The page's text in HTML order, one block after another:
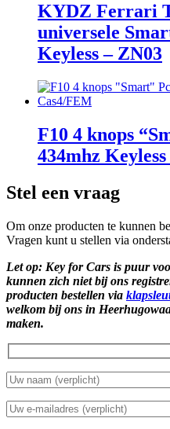
KYDZ Ferrari
universele
Keyless – ZN03
F10 4 knops
434mhz
Stel een vraag
Om onze producten te kunnen
Vragen kunt u stellen via
Let op: Key for Cars is puur
kunnen zich niet bij ons
producten bestellen via
welkom bij ons in
maken.